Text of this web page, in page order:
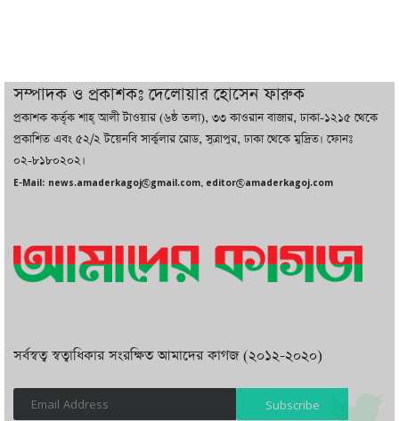
দুবাইয়ে বেনজীরের জামিন বাতিল করতে ল
ফার্ম নিয়োগ করেছে সরকার
করা হবে : পররাষ্ট্র প্রতিমন্ত্রী
সম্পাদক ও প্রকাশকঃ দেলোয়ার হোসেন ফারুক
প্রকাশক কর্তৃক শাহ্ আলী টাওয়ার (৬ষ্ঠ তলা), ৩৩ কাওরান বাজার, ঢাকা-১২১৫ থেকে
প্রকাশিত এবং ৫২/২ টয়েনবি সার্কুলার রোড, সুত্রাপুর, ঢাকা থেকে মুদ্রিত। ফোনঃ
০২-৮১৮০২০২।
E-Mail: news.amaderkagoj@gmail.com, editor@amaderkagoj.com
সর্বস্বত্ব স্বত্বাধিকার সংরক্ষিত আমাদের কাগজ (২০১২-২০২০)